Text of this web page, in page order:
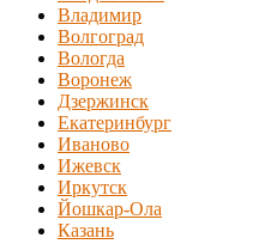
Владимир
Волгоград
Вологда
Воронеж
Дзержинск
Екатеринбург
Иваново
Ижевск
Иркутск
Йошкар-Ола
Казань